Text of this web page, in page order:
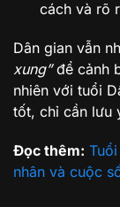
cách và rõ
Dân gian vẫn
xung”để cảnh
nhiên với tuổi
tốt, chỉ cần lưu
Đọc thêm:
nhân và cuộc